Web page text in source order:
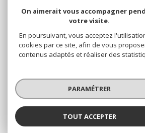
SE CONNECTER
Nos honoraires
Nos partenaires
Admin
Politique RGPD
Réalisé par :
On aimerait vous accompagner
votre visite.
En poursuivant, vous acceptez
cookies par ce site, afin de vous
contenus adaptés et réaliser des
PARAMÉTRER
TOUT ACCEPTER